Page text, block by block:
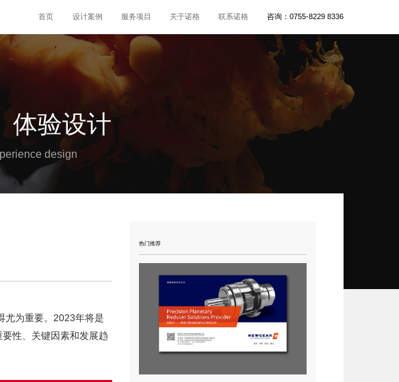
首页 设计案例 服务项目 关于诺格 联系诺格 咨询：0755-8229 8336
体验设计
design
尤为重要。2023年将是
性、关键因素和发展趋
热门推荐